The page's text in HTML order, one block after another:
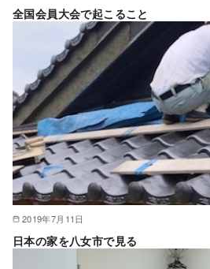
全国会員大会で起こること
2019年7月11日
日本の家を八女市で見る